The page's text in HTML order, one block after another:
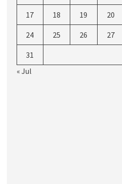
17 18 19 20
24 25 26 27
31
« Jul